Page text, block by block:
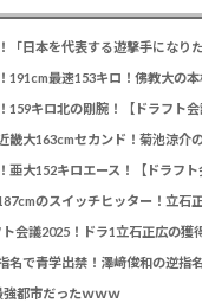
159キロ北の剛腕！【ドラフト会
亜大152キロエース！【ドラフト
ト会議2025！ドラ1立石正広の獲
強都市だったｗｗｗ